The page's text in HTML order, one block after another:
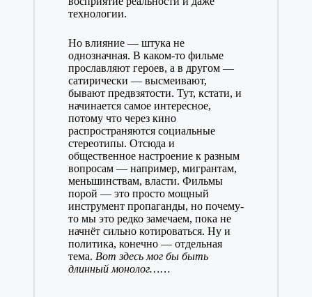
технологии.
Но влияние — штука не
однозначная. В каком-то фильме
прославляют героев, а в другом —
сатирически — высмеивают,
бывают предвзятости. Тут, кстати, и
начинается самое интересное,
потому что через кино
распространяются социальные
стереотипы. Отсюда и
общественное настроение к разным
вопросам — например, мигрантам,
меньшинствам, власти. Фильмы
порой — это просто мощный
инструмент пропаганды, но почему-
то мы это редко замечаем, пока не
начнёт сильно котироваться. Ну и
политика, конечно — отдельная
тема. Вот здесь мог бы быть
длинный монолог……